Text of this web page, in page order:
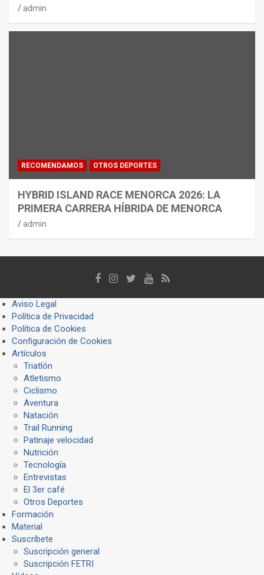
admin
RECOMENDAMOS OTROS DEPORTES
HYBRID ISLAND RACE MENORCA 2026: LA
PRIMERA CARRERA HÍBRIDA DE MENORCA
admin
Aviso Legal
Política de Privacidad
Política de Cookies
Configuración de Cookies
Artículos
Triatlón
Atletismo
Ciclismo
Aventura
Natación
Trail Running
Patinaje velocidad
Nutrición
Tecnología
Entrevistas
El 3er café
Otros Deportes
Formación
Material
Suscríbete
Suscripción general
Suscripción FETRI